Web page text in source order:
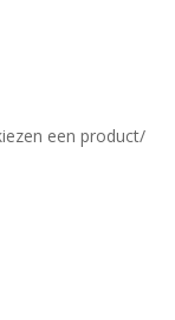
een product/